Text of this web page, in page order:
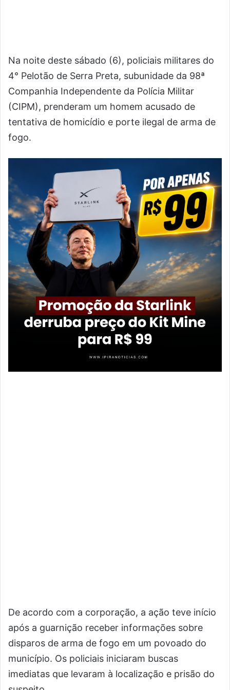
Na noite deste sábado (6), policiais militares do
4° Pelotão de Serra Preta, subunidade da 98ª
Companhia Independente da Polícia Militar
(CIPM), prenderam um homem acusado de
tentativa de homicídio e porte ilegal de arma de
fogo.
De acordo com a corporação, a ação teve início
após a guarnição receber informações sobre
disparos de arma de fogo em um povoado do
município. Os policiais iniciaram buscas
imediatas que levaram à localização e prisão do